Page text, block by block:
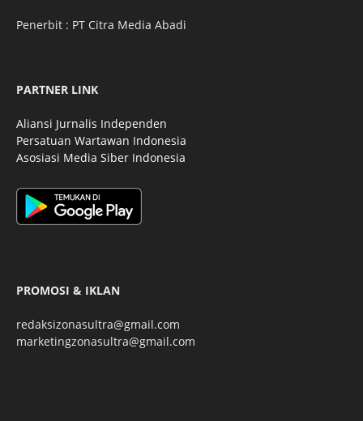
Penerbit : PT Citra Media Abadi
PARTNER LINK
Aliansi Jurnalis Independen
Persatuan Wartawan Indonesia
Asosiasi Media Siber Indonesia
PROMOSI & IKLAN
redaksizonasultra@gmail.com
marketingzonasultra@gmail.com